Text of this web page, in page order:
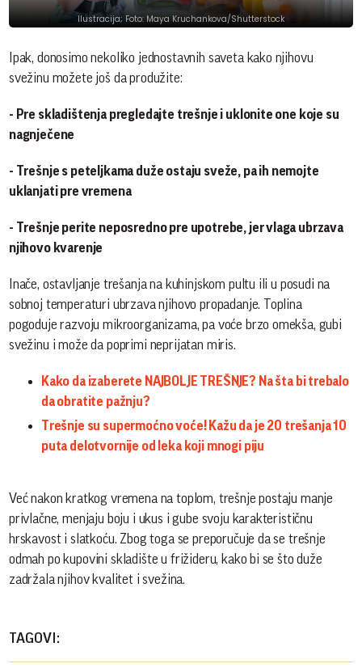
Ilustracija; Foto: Maya Kruchankova/Shutterstock
Ipak, donosimo nekoliko jednostavnih saveta kako njihovu
svežinu možete još da produžite:
- Pre skladištenja pregledajte trešnje i uklonite one koje su
nagnječene
- Trešnje s peteljkama duže ostaju sveže, pa ih nemojte
uklanjati pre vremena
- Trešnje perite neposredno pre upotrebe, jer vlaga ubrzava
njihovo kvarenje
Inače, ostavljanje trešanja na kuhinjskom pultu ili u posudi na
sobnoj temperaturi ubrzava njihovo propadanje. Toplina
pogoduje razvoju mikroorganizama, pa voće brzo omekša, gubi
svežinu i može da poprimi neprijatan miris.
Kako da izaberete NAJBOLJE TREŠNJE? Na šta bi trebalo
da obratite pažnju?
Trešnje su supermoćno voće! Kažu da je 20 trešanja 10
puta delotvornije od leka koji mnogi piju
Već nakon kratkog vremena na toplom, trešnje postaju manje
privlačne, menjaju boju i ukus i gube svoju karakterističnu
hrskavost i slatkoću. Zbog toga se preporučuje da se trešnje
odmah po kupovini skladište u frižideru, kako bi se što duže
zadržala njihov kvalitet i svežina.
TAGOVI: